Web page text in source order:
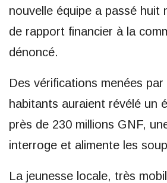
nouvelle équipe a passé huit
de rapport financier à la
dénoncé.
Des vérifications menées par
habitants auraient révélé un
près de 230 millions GNF,
interroge et alimente les
La jeunesse locale, très